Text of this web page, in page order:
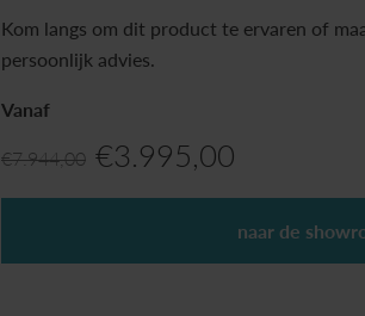
Kom langs om dit product te ervaren of
persoonlijk advies.
Vanaf
€7.944,00 €3.995,00
naar de